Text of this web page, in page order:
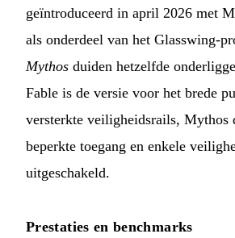
geïntroduceerd in april 2026 met
als onderdeel van het Glasswing-
Mythos duiden hetzelfde
Fable is de versie voor het brede
versterkte veiligheidsrails, Mythos
beperkte toegang en enkele
uitgeschakeld.
Prestaties en benchmarks